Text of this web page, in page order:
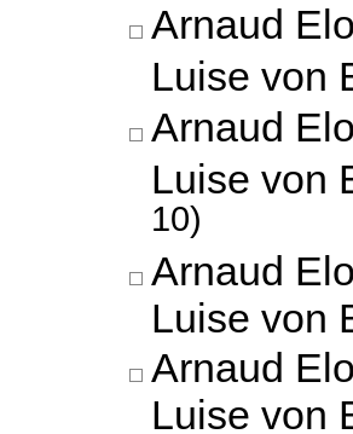
Arnaud
Luise von
Arnaud
Luise von
10)
Arnaud
Luise von
Arnaud
Luise von